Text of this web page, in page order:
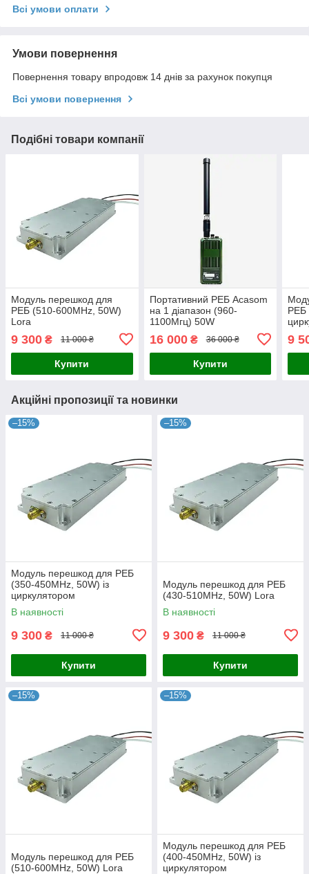
Всі умови оплати
Умови повернення
Повернення товару впродовж 14 днів за рахунок покупця
Всі умови повернення
Подібні товари компанії
Модуль перешкод для
РЕБ (510-600MHz, 50W)
Lora
9 300 ₴ 11 000 ₴
Купити
Портативний РЕБ Acasom
на 1 діапазон (960-
1100Мгц) 50W
16 000₴ 36 000 ₴
Купити
РЕБ
9
Акційні пропозиції та новинки
–15%
Модуль перешкод для РЕБ
(350-450MHz, 50W) із
циркулятором
В наявності
9 300 ₴ 11 000 ₴
Купити
–15%
Модуль перешкод для РЕБ
(430-510MHz, 50W) Lora
В наявності
9 300 ₴ 11 000 ₴
Купити
–15%
Модуль перешкод для РЕБ
(510-600MHz, 50W) Lora
–15%
Модуль перешкод для РЕБ
(400-450MHz, 50W) із
циркулятором